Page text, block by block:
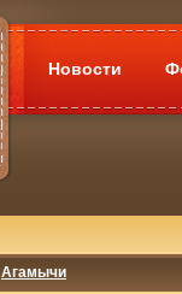
Новости
Агамычи